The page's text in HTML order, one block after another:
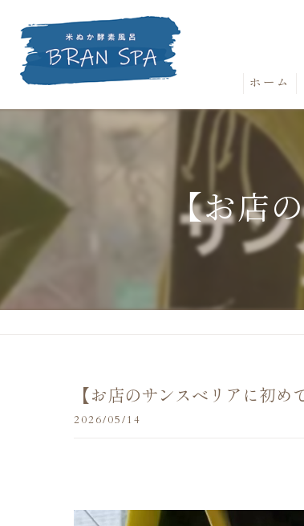
ホーム
【お店
【お店のサンスベリアに初め
2026/05/14